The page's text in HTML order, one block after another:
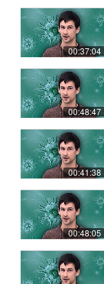
00:37:04
00:48:47
00:41:38
00:48:05